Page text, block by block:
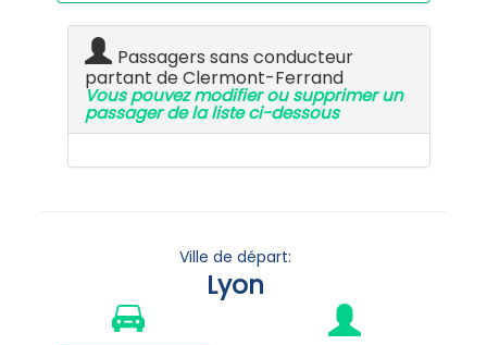
Passagers sans conducteur
partant de Clermont-Ferrand
Vous pouvez modifier ou supprimer un
passager de la liste ci-dessous
Ville de départ:
Lyon